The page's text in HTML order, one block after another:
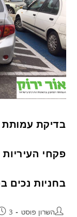
בדיקת עמותת
פקחי
בחניות נכים
השרון פוסט
3 בדצמבר 2023